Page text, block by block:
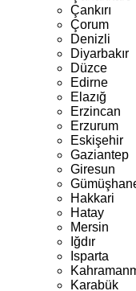
Çankırı
Çorum
Denizli
Diyarbakır
Düzce
Edirne
Elazığ
Erzincan
Erzurum
Eskişehir
Gaziantep
Giresun
Hakkari
Hatay
Mersin
Iğdır
Isparta
Karabük